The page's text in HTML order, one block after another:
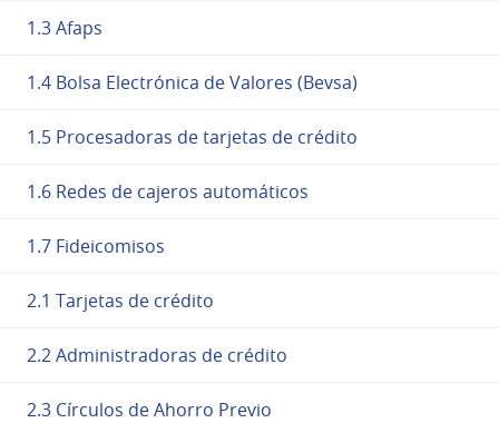
1.3 Afaps
1.4 Bolsa Electrónica de Valores (Bevsa)
1.5 Procesadoras de tarjetas de crédito
1.6 Redes de cajeros automáticos
1.7 Fideicomisos
2.1 Tarjetas de crédito
2.2 Administradoras de crédito
2.3 Círculos de Ahorro Previo